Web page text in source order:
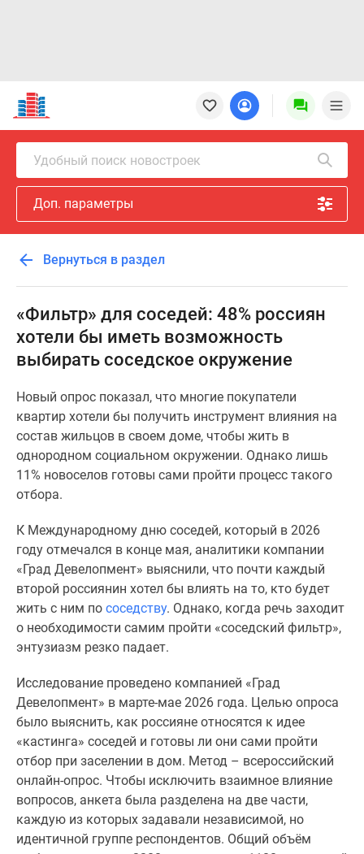
Новостройки
Квартиры
Ипотека
Новостройки
Москвы
Новостройки
Подмосковья
Новостройки
Москвы
Готовые
новостройки
Новостройки
карте
предложения
Коммерческие
помещения
Продавцы
застройщики
новостроек
Видеообзор
новостроек
Экспертиза
новостроек
Экология
Москвы
Подмосковья
Студии
комнатные
комнатные
Квартиры
Удобный поиск новостроек
Доп. параметры
Вернуться в раздел
«Фильтр» для соседей: 48% россиян
хотели бы иметь возможность
выбирать соседское окружение
Новый опрос показал, что многие покупатели
квартир хотели бы получить инструмент влияния на
состав жильцов в своем доме, чтобы жить в
однородном социальном окружении. Однако лишь
11% новоселов готовы сами пройти процесс такого
отбора.
К Международному дню соседей, который в 2026
году отмечался в конце мая, аналитики компании
«Град Девелопмент» выяснили, что почти каждый
второй россиянин хотел бы влиять на то, кто будет
жить с ним по соседству. Однако, когда речь заходит
о необходимости самим пройти «соседский фильтр»,
энтузиазм резко падает.
Исследование проведено компанией «Град
Девелопмент» в марте-мае 2026 года. Целью опроса
было выяснить, как россияне относятся к идее
«кастинга» соседей и готовы ли они сами пройти
отбор при заселении в дом. Метод – всероссийский
онлайн-опрос. Чтобы исключить взаимное влияние
вопросов, анкета была разделена на две части,
каждую из которых задавали независимой, но
идентичной группе респондентов. Общий объём